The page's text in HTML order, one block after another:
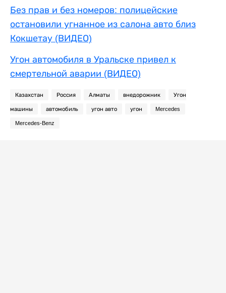
Без прав и без номеров: полицейские
остановили угнанное из салона авто близ
Кокшетау (ВИДЕО)
Угон автомобиля в Уральске привел к
смертельной аварии (ВИДЕО)
Казахстан Россия Алматы внедорожник Угон
машины автомобиль угон авто угон Mercedes
Mercedes-Benz